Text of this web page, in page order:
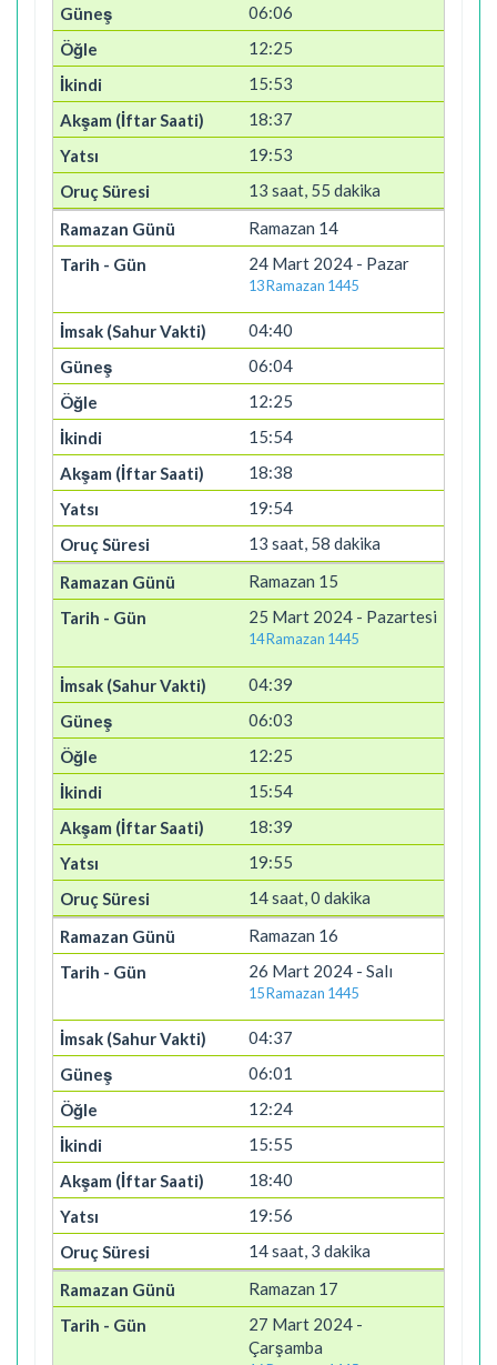
06:06
12:25
15:53
18:37
19:53
13 saat, 55 dakika
Ramazan 14
24 Mart 2024 - Pazar
13 Ramazan 1445
04:40
06:04
12:25
15:54
18:38
19:54
13 saat, 58 dakika
Ramazan 15
25 Mart 2024 - Pazartesi
14 Ramazan 1445
04:39
06:03
12:25
15:54
18:39
19:55
14 saat, 0 dakika
Ramazan 16
26 Mart 2024 - Salı
15 Ramazan 1445
04:37
06:01
12:24
15:55
18:40
19:56
14 saat, 3 dakika
Ramazan 17
27 Mart 2024 -
Çarşamba